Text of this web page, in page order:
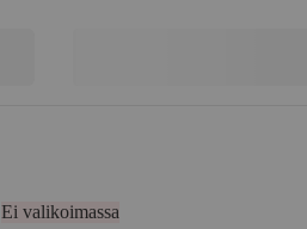
Ei valikoimassa